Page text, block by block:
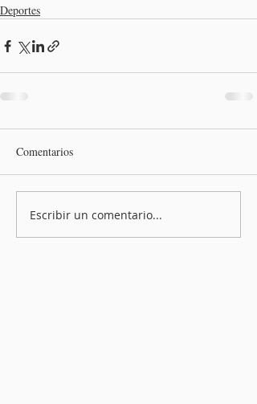
Deportes
Comentarios
Escribir un comentario...